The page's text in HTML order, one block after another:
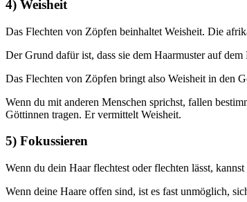
4) Weisheit
Das Flechten von Zöpfen beinhaltet Weisheit. Die
Der Grund dafür ist, dass sie dem Haarmuster auf
Das Flechten von Zöpfen bringt also Weisheit in den
Wenn du mit anderen Menschen sprichst, fallen
Göttinnen tragen. Er vermittelt Weisheit.
5) Fokussieren
Wenn du dein Haar flechtest oder flechten lässt,
Wenn deine Haare offen sind, ist es fast unmöglich,